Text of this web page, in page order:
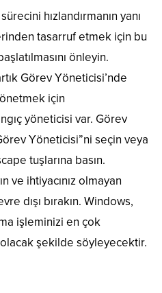
hızlandırmanın yanı
tasarruf etmek için bu
önleyin.
Görev Yöneticisi’nde
için
​​yöneticisi var. Görev
Yöneticisi”ni seçin veya
tuşlarına basın.
ve ihtiyacınız olmayan
dışı bırakın. Windows,
işleminizi en çok
olacak şekilde söyleyecektir.